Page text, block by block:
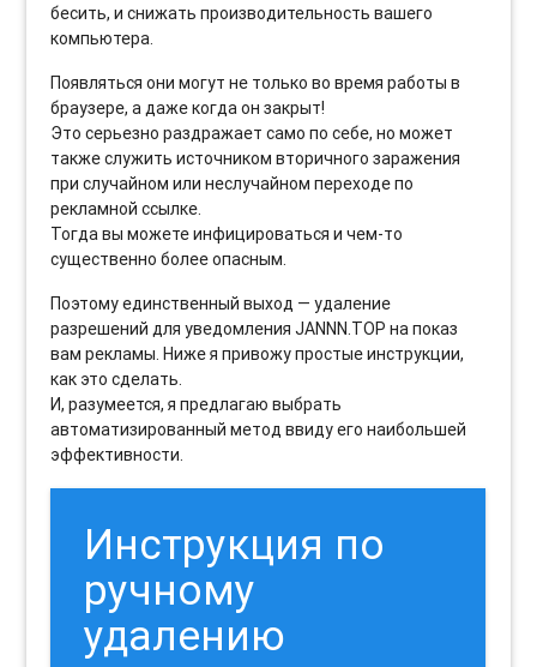
бесить, и снижать производительность вашего
компьютера.
Появляться они могут не только во время работы в
браузере, а даже когда он закрыт!
Это серьезно раздражает само по себе, но может
также служить источником вторичного заражения
при случайном или неслучайном переходе по
рекламной ссылке.
Тогда вы можете инфицироваться и чем-то
существенно более опасным.
Поэтому единственный выход — удаление
разрешений для уведомления JANNN.TOP на показ
вам рекламы. Ниже я привожу простые инструкции,
как это сделать.
И, разумеется, я предлагаю выбрать
автоматизированный метод ввиду его наибольшей
эффективности.
Инструкция по
ручному
удалению